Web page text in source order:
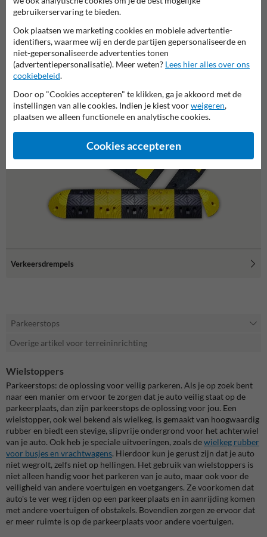
Of zocht je dit?
Verkeersdrempels
Parkeerstops
Overige artikel voor terreininrichting
Wielstoppers
Parkeerstops: de oplossing voor veilig parkeren. Als je op zoek bent
naar een manier om ervoor te zorgen dat je auto veilig staat op de
parkeerplaats, dan zijn parkeerstops de oplossing voor jou. Een
wielstopper, ook wel bekend als wielkeg, is gemaakt van hoogwaardig
rubber en biedt een stevige, slipvrije ondergrond voor het achterwiel
van je auto. Ook heb je speciale uitvoeringen, zoals dewielkeg rubber
voor busjes en vrachtwagens. Hierdoor kun je gerust zijn dat je auto
niet wegrolt, zelfs niet op hellingen. Het gebruik van wielstoppers is
niet alleen handig voor het parkeren van je auto, maar ook voor de
veiligheid van andere voertuigen en voetgangers. Ze voorkomen dat
auto's te ver weg rijden op een parkeerplaats en in aanrijding komen
met andere voertuigen of obstakels. Bovendien zorgen ze ervoor dat
er meer ruimte is op de parkeerplaats voor andere voertuigen.
gebruikerservaring te bieden.
Ook plaatsen we marketing cookies en mobiele advertentie-
identifiers, waarmee wij en derde partijen gepersonaliseerde en
niet-gepersonaliseerde advertenties tonen
(advertentiepersonalisatie). Meer weten? Lees hier alles over ons
cookiebeleid.
Door op "Cookies accepteren" te klikken, ga je akkoord met de
instellingen van alle cookies. Indien je kiest voorweigeren,
plaatsen we alleen functionele en analytische cookies.
Cookies accepteren